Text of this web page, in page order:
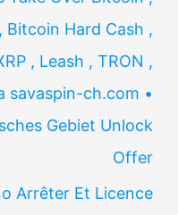
Bitcoin Hard Cash ,
, Leash , TRON ,
savaspin-ch.com •
Gebiet Unlock
Offer
Arrêter Et Licence